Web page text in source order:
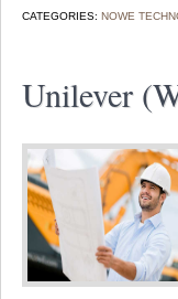
CATEGORIES: NOWE
Unilever